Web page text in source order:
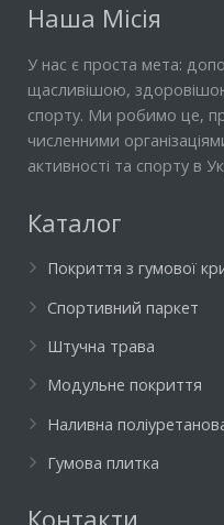
Наша Місія
У нас є проста мета:
щасливішою,
спорту. Ми робимо це,
численними
активності та спорту в
Каталог
Покриття з гумової
Спортивний паркет
Штучна трава
Модульне покриття
Наливна
Гумова плитка